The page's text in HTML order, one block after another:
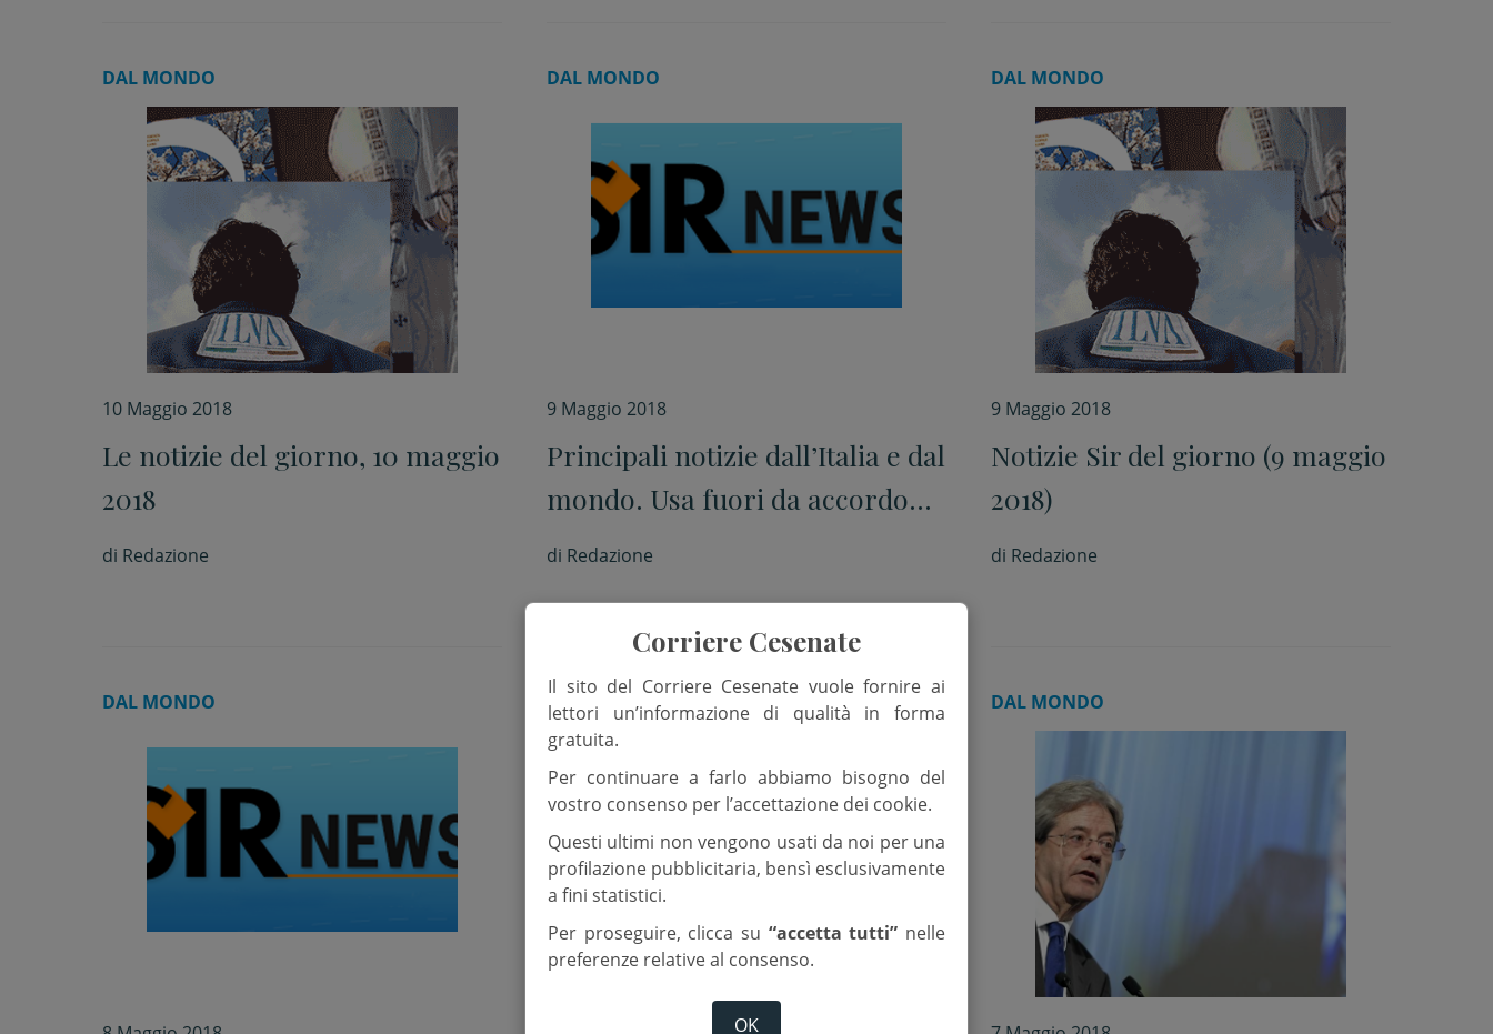
DAL MONDO
10 Maggio 2018
Le notizie del giorno, 10 maggio
2018
di Redazione
DAL MONDO
9 Maggio 2018
Principali notizie dall’Italia e dal
mondo. Usa fuori da accordo
con l’Iran sul nucleare. Raid
anni fa l’uccisione di Moro
di Redazione
DAL MONDO
9 Maggio 2018
Notizie Sir del giorno (9 maggio
2018)
di Redazione
DAL MONDO DAL MONDO DAL MONDO
Corriere Cesenate
Il sito del Corriere Cesenate vuole fornire ai
lettori un’informazione di qualità in forma
gratuita.
Per continuare a farlo abbiamo bisogno del
vostro consenso per l’accettazione dei cookie.
Questi ultimi non vengono usati da noi per una
profilazione pubblicitaria, bensì esclusivamente
a fini statistici.
Per proseguire, clicca su “accetta tutti” nelle
preferenze relative al consenso.
OK